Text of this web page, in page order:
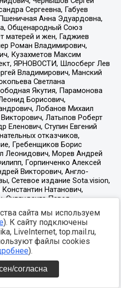
сайта мы используем
). К сайту подключены
LiveInternet, top.mail.ru,
файлы cookies
).
согласна